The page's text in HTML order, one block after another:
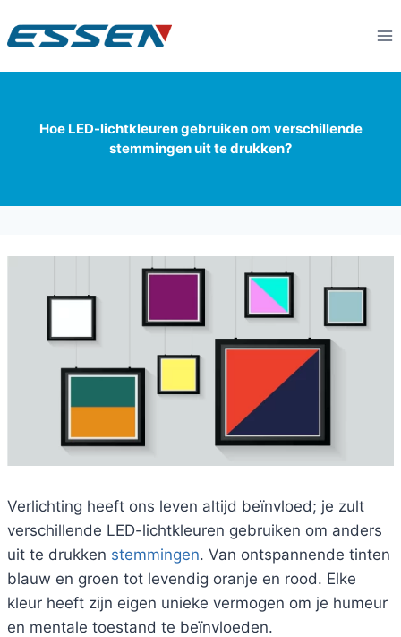
Hoe LED-lichtkleuren gebruiken om verschillende
stemmingen uit te drukken?
Verlichting heeft ons leven altijd beïnvloed; je zult
verschillende LED-lichtkleuren gebruiken om anders
uit te drukken stemmingen. Van ontspannende tinten
blauw en groen tot levendig oranje en rood. Elke
kleur heeft zijn eigen unieke vermogen om je humeur
en mentale toestand te beïnvloeden.